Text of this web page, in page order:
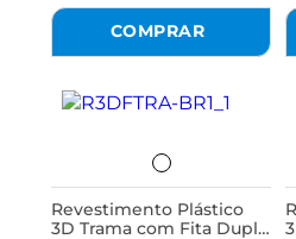
Revestimento Plástico
3D Trama com Fita Dupla